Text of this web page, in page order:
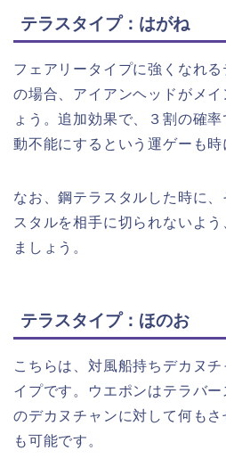
テラスタイプ：はがね
フェアリータイプに強くなれ
の場合、アイアンヘッドがメ
ょう。追加効果で、３割の確
動不能にするという運ゲーも時
なお、鋼テラスタルした時に
スタルを相手に切られないよ
ましょう。
テラスタイプ：ほのお
こちらは、対風船持ちデカヌ
イプです。ウエポンはテラバ
のデカヌチャンに対して何も
も可能です。